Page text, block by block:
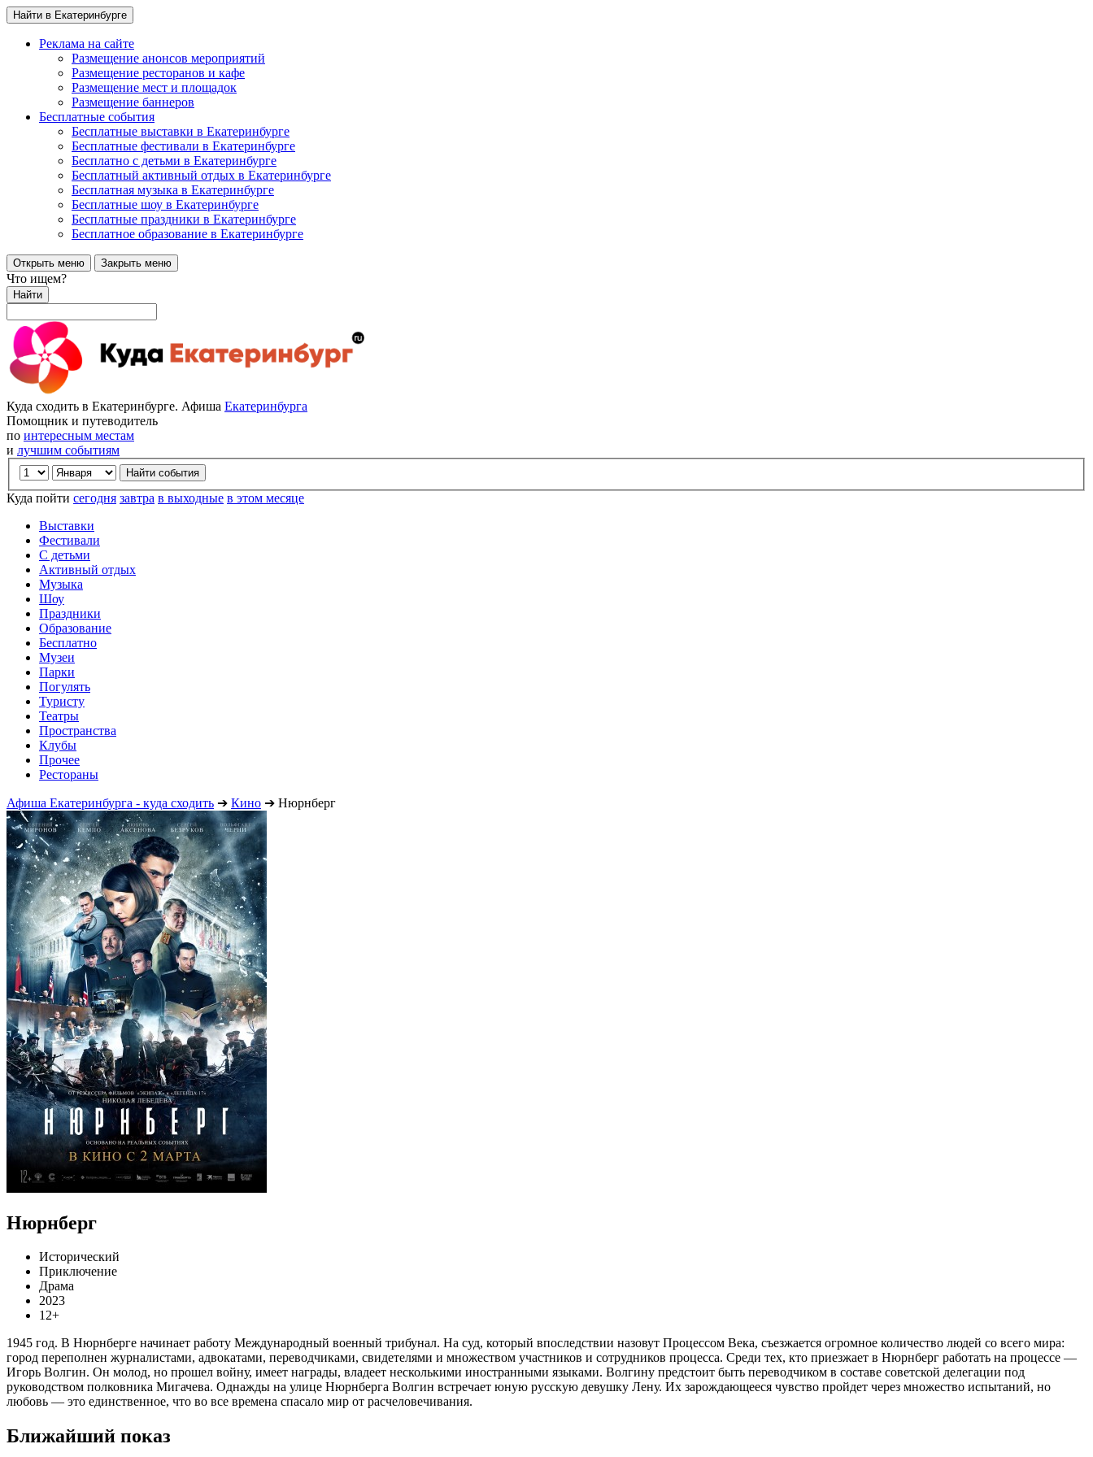
Найти в Екатеринбурге
Реклама на сайте
Размещение анонсов мероприятий
Размещение ресторанов и кафе
Размещение мест и площадок
Размещение баннеров
Бесплатные события
Бесплатные выставки в Екатеринбурге
Бесплатные фестивали в Екатеринбурге
Бесплатно с детьми в Екатеринбурге
Бесплатный активный отдых в Екатеринбурге
Бесплатная музыка в Екатеринбурге
Бесплатные шоу в Екатеринбурге
Бесплатные праздники в Екатеринбурге
Бесплатное образование в Екатеринбурге
Открыть меню Закрыть меню
Что ищем?
Найти
Куда сходить в Екатеринбурге. Афиша Екатеринбурга
Помощник и путеводитель
по интересным местам
и лучшим событиям
Куда пойти сегодня завтра в выходные в этом месяце
Выставки
Фестивали
С детьми
Активный отдых
Музыка
Шоу
Праздники
Образование
Бесплатно
Музеи
Парки
Погулять
Туристу
Театры
Пространства
Клубы
Прочее
Рестораны
Афиша Екатеринбурга - куда сходить ➔ Кино ➔ Нюрнберг
Нюрнберг
Исторический
Приключение
Драма
2023
12+
1945 год. В Нюрнберге начинает работу Международный военный трибунал. На суд, который впоследствии назовут Процессом Века, съезжается огромное количество людей со всего мира:
город переполнен журналистами, адвокатами, переводчиками, свидетелями и множеством участников и сотрудников процесса. Среди тех, кто приезжает в Нюрнберг работать на процессе —
Игорь Волгин. Он молод, но прошел войну, имеет награды, владеет несколькими иностранными языками. Волгину предстоит быть переводчиком в составе советской делегации под
руководством полковника Мигачева. Однажды на улице Нюрнберга Волгин встречает юную русскую девушку Лену. Их зарождающееся чувство пройдет через множество испытаний, но
любовь — это единственное, что во все времена спасало мир от расчеловечивания.
Ближайший показ